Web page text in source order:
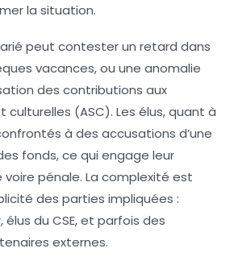
la situation.
peut contester un retard dans
vacances, ou une anomalie
des contributions aux
(ASC). Les élus, quant à
à des accusations d’une
fonds, ce qui engage leur
voire pénale. La complexité est
des parties impliquées :
élus du CSE, et parfois des
externes.